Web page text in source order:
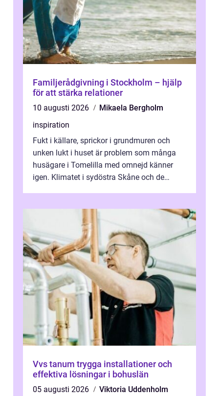
Familjerådgivning i Stockholm – hjälp
för att stärka relationer
10 augusti 2026
Mikaela Bergholm
inspiration
Fukt i källare, sprickor i grundmuren och
unken lukt i huset är problem som många
husägare i Tomelilla med omnejd känner
igen. Klimatet i sydöstra Skåne och de
Vvs tanum trygga installationer och
effektiva lösningar i bohuslän
05 augusti 2026
Viktoria Uddenholm